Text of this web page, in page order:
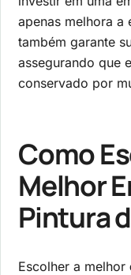
apenas melhora a
também garante
assegurando que
conservado por
Como
Melhor
Pintura
Escolher a melhor